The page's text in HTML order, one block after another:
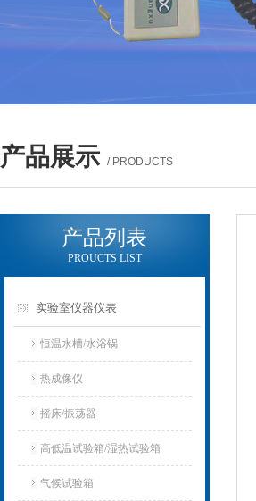
产品展示 / PRODUCTS
产品列表
PROUCTS LIST
实验室仪器仪表
恒温水槽/水浴锅
热成像仪
摇床/振荡器
高低温试验箱/湿热试验箱
气候试验箱